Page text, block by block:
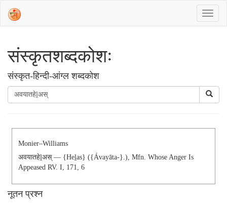
संस्‍कृतशब्‍दकोशः
संस्‍कृत-हिन्दी-आंग्ल शब्दकोश
Monier–Williams
अवयातहेḻअस् — {heḻas} ({ávayāta-}.), Mfn. Whose Anger Is
Appeased RV. I, 171, 6
नूतन प्रश्न